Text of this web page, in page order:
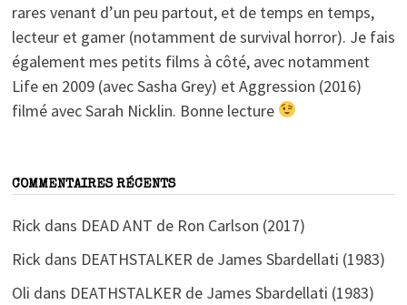
rares venant d’un peu partout, et de temps en temps,
lecteur et gamer (notamment de survival horror). Je fais
également mes petits films à côté, avec notamment
Life en 2009 (avec Sasha Grey) et Aggression (2016)
filmé avec Sarah Nicklin. Bonne lecture
COMMENTAIRES RÉCENTS
Rick dans DEAD ANT de Ron Carlson (2017)
Rick dans DEATHSTALKER de James Sbardellati (1983)
Oli dans DEATHSTALKER de James Sbardellati (1983)